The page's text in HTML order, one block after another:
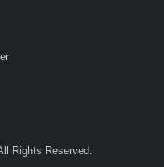
Rights Reserved.